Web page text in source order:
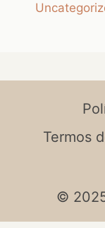
Termos
©